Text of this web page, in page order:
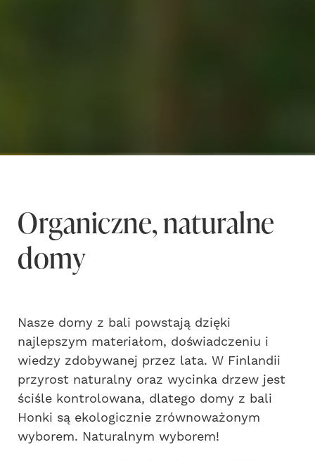
Organiczne, naturalne
domy
Nasze domy z bali powstają dzięki
najlepszym materiałom, doświadczeniu i
wiedzy zdobywanej przez lata. W Finlandii
przyrost naturalny oraz wycinka drzew jest
ściśle kontrolowana, dlatego domy z bali
Honki są ekologicznie zrównoważonym
wyborem. Naturalnym wyborem!